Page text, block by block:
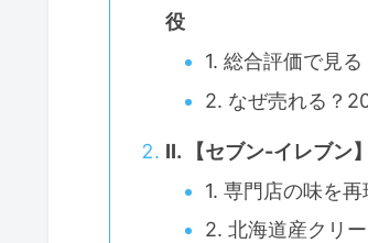
役
1. 総合評価で見
2. なぜ売れる？
II. 【セブン-イレブン
1. 専門店の味を
2. 北海道産クリ